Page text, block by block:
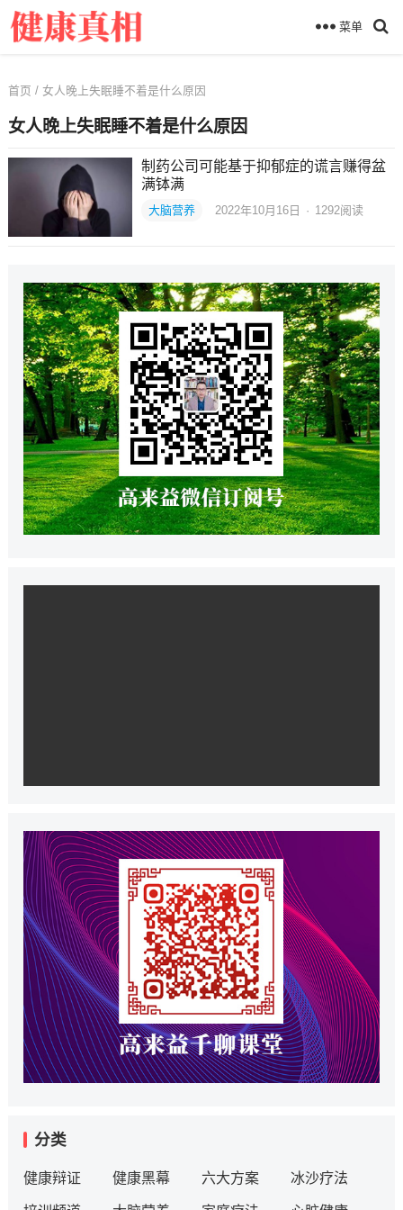
菜单
首页 / 女人晚上失眠睡不着是什么原因
女人晚上失眠睡不着是什么原因
制药公司可能基于抑郁症的谎言赚得盆
满钵满
大脑营养 2022年10月16日 · 1292阅读
分类
健康辩证 健康黑幕 六大方案 冰沙疗法